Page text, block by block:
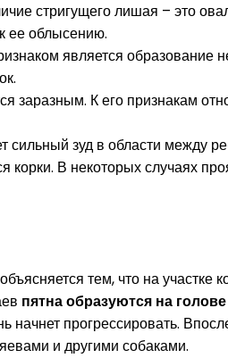
стригущего лишая – это
ее облысению.
является
заразным. К его признакам
сильный зуд в области между
В некоторых случаях
тем, что на участке
пятна образуются на
прогрессировать.
и другими собаками.